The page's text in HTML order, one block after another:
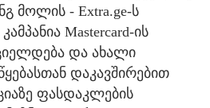
მოლის - Extra.ge-ს
Mastercard-ის
და ახალი
დაკავშირებით
ფასდაკლების